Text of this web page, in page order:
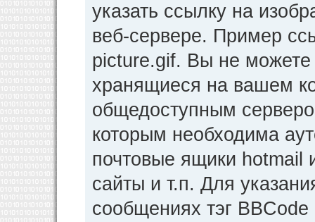
указать ссылку на
веб-сервере. Пример
picture.gif. Вы не можете
хранящиеся на вашем
общедоступным
которым необходима
почтовые ящики
сайты и т.п. Для
сообщениях тэг BBCode